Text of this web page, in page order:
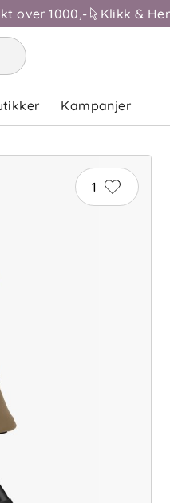
over 1000,- Klikk &
Kampanjer
1